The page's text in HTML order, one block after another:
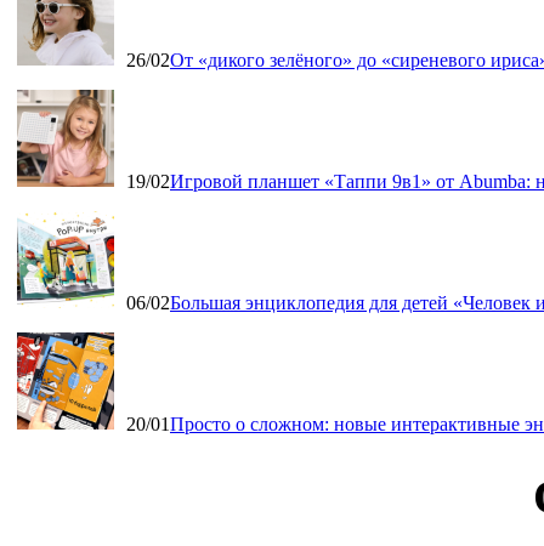
26/02От «дикого зелёного» до «сиреневого
19/02Игровой планшет «Таппи 9в1» от Abumba:
06/02Большая энциклопедия для детей
20/01Просто о сложном: новые интерактивные